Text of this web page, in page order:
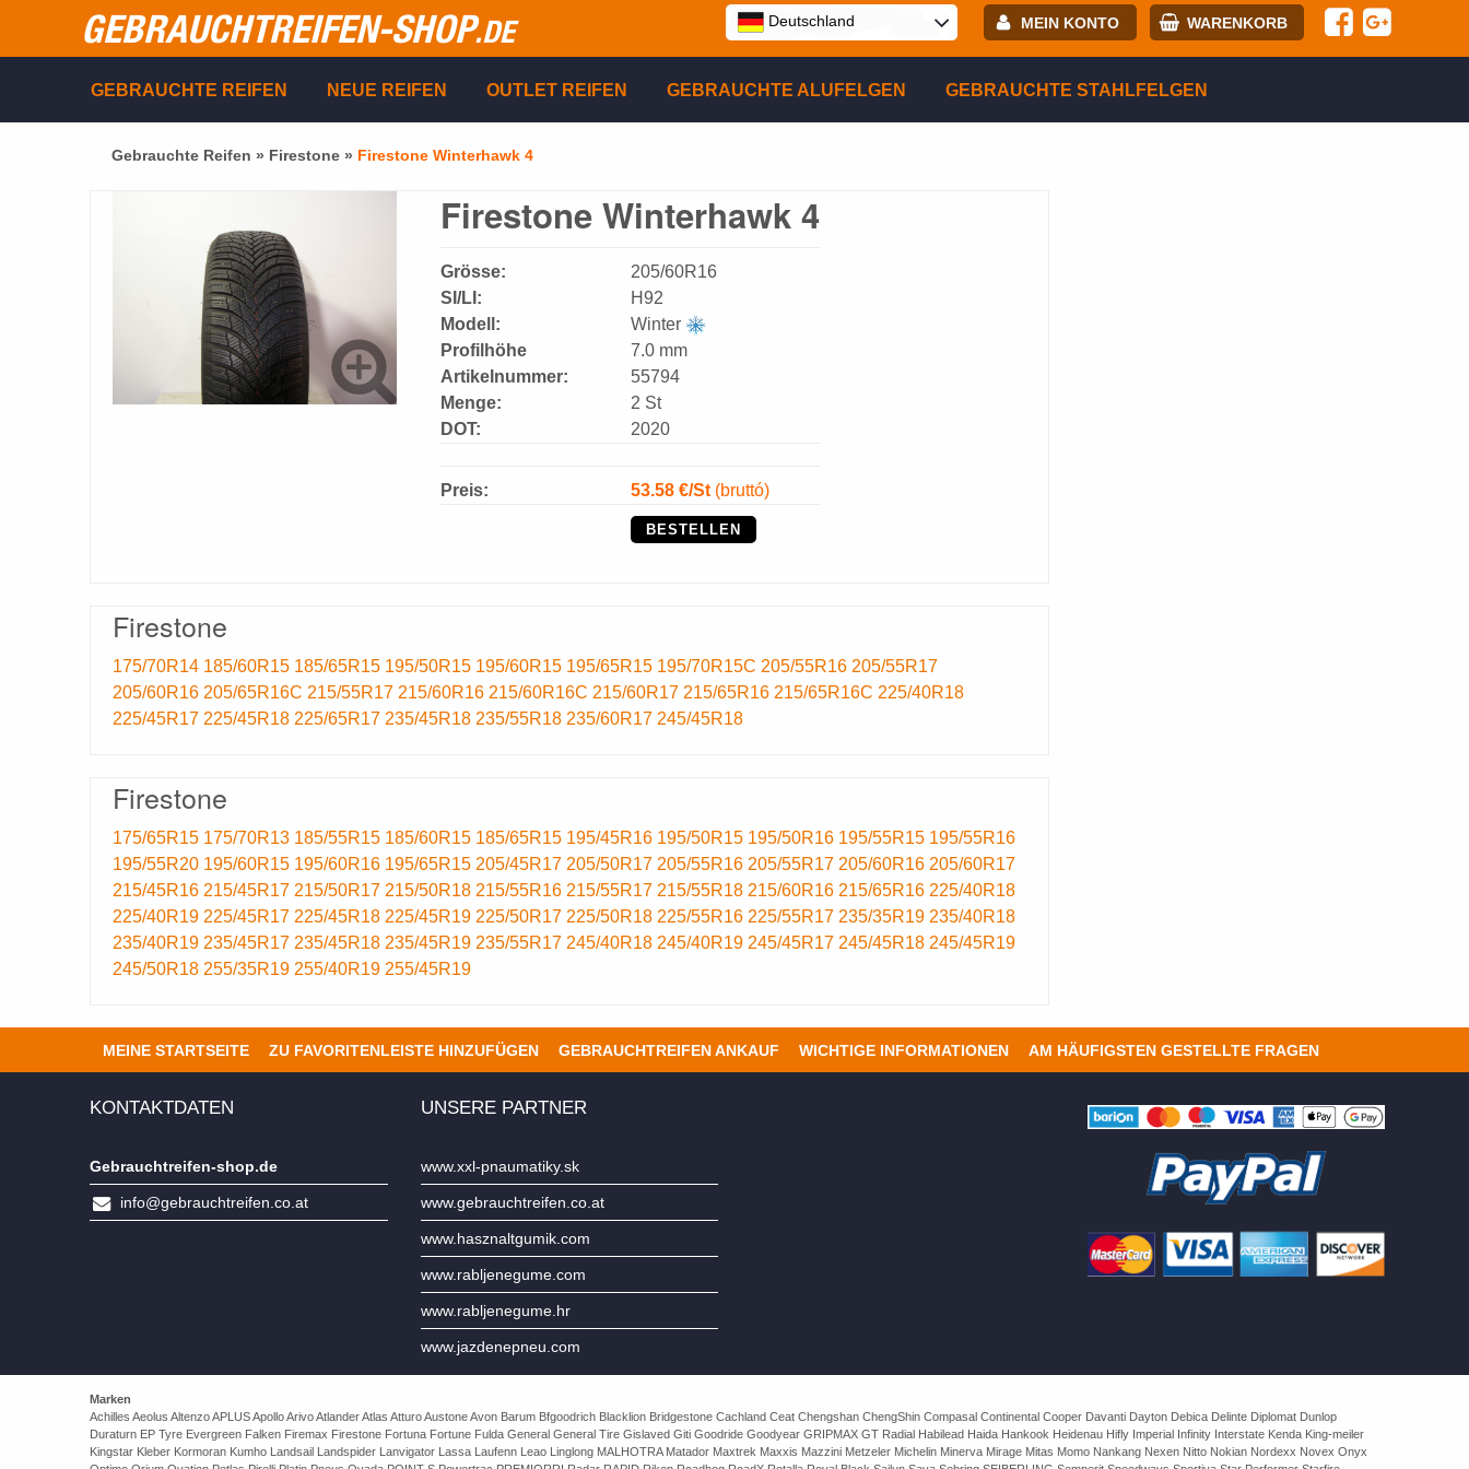
GEBRAUCHTREIFEN-SHOP.DE MEIN KONTO WARENKORB
Deutschland
GEBRAUCHTE REIFEN NEUE REIFEN OUTLET REIFEN GEBRAUCHTE ALUFELGEN GEBRAUCHTE STAHLFELGEN
Gebrauchte Reifen » Firestone » Firestone Winterhawk 4
Firestone Winterhawk 4
Grösse:
SI/LI:
Modell:
Profilhöhe
Artikelnummer:
Menge:
DOT:
205/60R16
H92
Winter
7.0 mm
55794
2 St
2020
Preis: 53.58€/St(bruttó)
BESTELLEN
Firestone
175/70R14 185/60R15 185/65R15 195/50R15 195/60R15 195/65R15 195/70R15C 205/55R16 205/55R17
205/60R16 205/65R16C 215/55R17 215/60R16 215/60R16C 215/60R17 215/65R16 215/65R16C 225/40R18
225/45R17 225/45R18 225/65R17 235/45R18 235/55R18 235/60R17 245/45R18
Firestone
175/65R15 175/70R13 185/55R15 185/60R15 185/65R15 195/45R16 195/50R15 195/50R16 195/55R15 195/55R16
195/55R20 195/60R15 195/60R16 195/65R15 205/45R17 205/50R17 205/55R16 205/55R17 205/60R16 205/60R17
215/45R16 215/45R17 215/50R17 215/50R18 215/55R16 215/55R17 215/55R18 215/60R16 215/65R16 225/40R18
225/40R19 225/45R17 225/45R18 225/45R19 225/50R17 225/50R18 225/55R16 225/55R17 235/35R19 235/40R18
235/40R19 235/45R17 235/45R18 235/45R19 235/55R17 245/40R18 245/40R19 245/45R17 245/45R18 245/45R19
245/50R18 255/35R19 255/40R19 255/45R19
MEINE STARTSEITE ZU FAVORITENLEISTE HINZUFÜGEN GEBRAUCHTREIFEN ANKAUF WICHTIGE INFORMATIONEN AM HÄUFIGSTEN GESTELLTE FRAGEN
KONTAKTDATEN
Gebrauchtreifen-shop.de
info@gebrauchtreifen.co.at
UNSERE PARTNER
www.xxl-pnaumatiky.sk
www.gebrauchtreifen.co.at
www.hasznaltgumik.com
www.rabljenegume.com
www.rabljenegume.hr
www.jazdenepneu.com
Marken
Achilles Aeolus Altenzo APLUS Apollo Arivo Atlander Atlas Atturo Austone Avon Barum Bfgoodrich Blacklion Bridgestone Cachland Ceat Chengshan ChengShin Compasal Continental Cooper Davanti Dayton Debica Delinte Diplomat Dunlop
Duraturn EP Tyre Evergreen Falken Firemax Firestone Fortuna Fortune Fulda General General Tire Gislaved Giti Goodride Goodyear GRIPMAX GT Radial Habilead Haida Hankook Heidenau Hifly Imperial Infinity Interstate Kenda King-meiler
Kingstar Kleber Kormoran Kumho Landsail Landspider Lanvigator Lassa Laufenn Leao Linglong MALHOTRA Matador Maxtrek Maxxis Mazzini Metzeler Michelin Minerva Mirage Mitas Momo Nankang Nexen Nitto Nokian Nordexx Novex Onyx